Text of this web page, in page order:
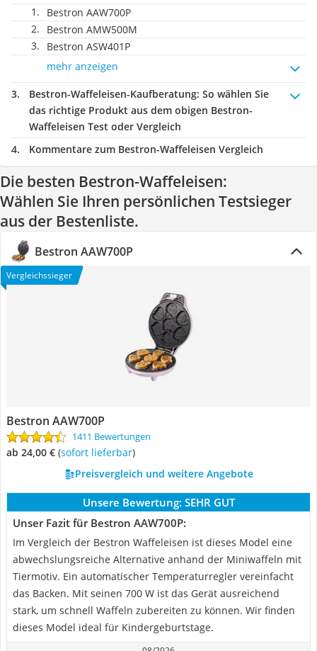
Bestron AAW700P
Bestron AMW500M
Bestron ASW401P
mehr anzeigen
Bestron-Waffeleisen-Kaufberatung: So wählen Sie
das richtige Produkt aus dem obigen Bestron-
Waffeleisen Test oder Vergleich
Kommentare zum Bestron-Waffeleisen Vergleich
Die besten Bestron-Waffeleisen:
Wählen Sie Ihren persönlichen Testsieger
aus der Bestenliste.
Bestron AAW700P
Vergleichssieger
Bestron AAW700P
1411 Bewertungen
ab 24,00 € ( Sofort lieferbar)
Preisvergleich und weitere Angebote
Unsere Bewertung: SEHR GUT
Unser Fazit für Bestron AAW700P:
Im Vergleich der Bestron Waffeleisen ist dieses Model eine
abwechslungsreiche Alternative anhand der Miniwaffeln mit
Tiermotiv. Ein automatischer Temperaturregler vereinfacht
das Backen. Mit seinen 700 W ist das Gerät ausreichend
stark, um schnell Waffeln zubereiten zu können. Wir finden
dieses Model ideal für Kindergeburtstage.